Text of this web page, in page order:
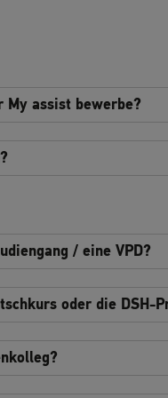
My assist bewerbe?
/ eine VPD?
oder die DSH-